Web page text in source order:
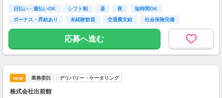
日払い・週払いOK シフト制 昼 夜
短時間OK
ボーナス・昇給あり
未経験歓迎 交通費支給 社会保険完備
応募へ進む
new 業務委託 デリバリー・ケータリング
株式会社出前館